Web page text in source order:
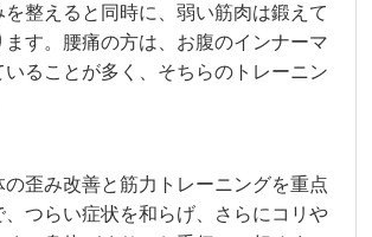
整えると同時に、弱い筋肉は鍛えて
ます。腰痛の方は、お腹のインナーマ
いることが多く、そちらのトレーニン
の歪み改善と筋力トレーニングを重点
、つらい症状を和らげ、さらにコリや